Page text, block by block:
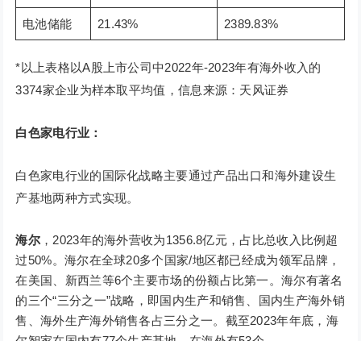
电池储能 21.43% 2389.83%
*以上表格以A股上市公司中2022年-2023年有海外收入的
3374家企业为样本取平均值，信息来源：天风证券
白色家电行业：
白色家电行业的国际化战略主要通过产品出口和海外建设生
产基地两种方式实现。
海尔 ，2023年的海外营收为1356.8亿元，占比总收入比例超
过50%。海尔在全球20多个国家/地区都已经成为领军品牌，
在美国、新西兰等6个主要市场的份额占比第一。海尔有著名
的三个“三分之一”战略，即国内生产和销售、国内生产海外销
售、海外生产海外销售各占三分之一。截至2023年年底，海